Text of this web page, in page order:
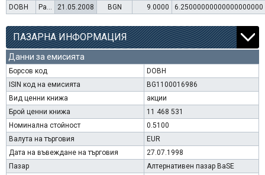
DOBH
Раздаване на дивидент 21.05.2008 BGN 9.0000 6.25000000000000000000
ПАЗАРНА ИНФОРМАЦИЯ
Данни за емисията
Борсов код
DOBH
ISIN код на емисията
BG1100016986
Вид ценни книжа
акции
Брой ценни книжа
11 468 531
Номинална стойност
0.5100
Валута на търговия
EUR
Дата на въвеждане на търговия
27.07.1998
Пазар
Алтернативен пазар BaSE